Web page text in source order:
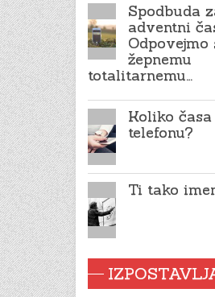
Spodbuda
adventni
Odpovejmo
žepnemu
totalitarnemu…
Koliko
telefonu?
Ti tako